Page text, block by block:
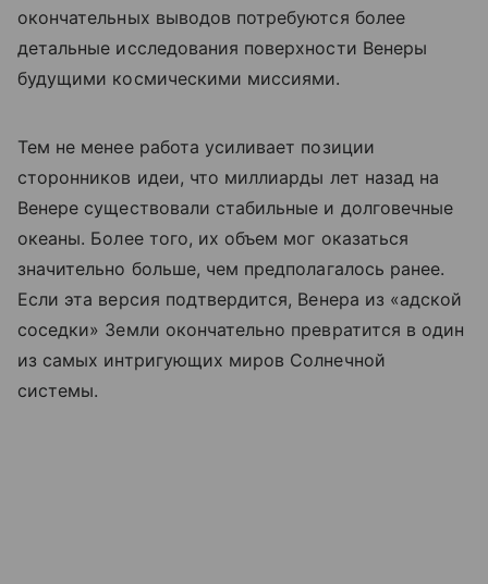
окончательных выводов потребуются более
детальные исследования поверхности Венеры
будущими космическими миссиями.
Тем не менее работа усиливает позиции
сторонников идеи, что миллиарды лет назад на
Венере существовали стабильные и долговечные
океаны. Более того, их объем мог оказаться
значительно больше, чем предполагалось ранее.
Если эта версия подтвердится, Венера из «адской
соседки» Земли окончательно превратится в один
из самых интригующих миров Солнечной
системы.